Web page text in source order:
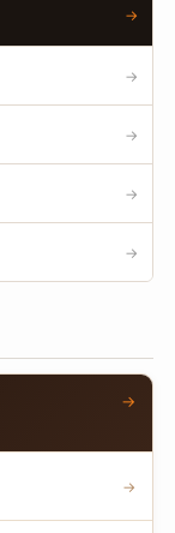
→
→
→
→
→
→
→